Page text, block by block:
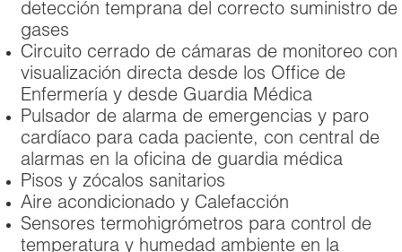
detección temprana del correcto suministro de
gases
Circuito cerrado de cámaras de monitoreo con
visualización directa desde los Office de
Enfermería y desde Guardia Médica
Pulsador de alarma de emergencias y paro
cardíaco para cada paciente, con central de
alarmas en la oficina de guardia médica
Pisos y zócalos sanitarios
Aire acondicionado y Calefacción
Sensores termohigrómetros para control de
temperatura y humedad ambiente en la